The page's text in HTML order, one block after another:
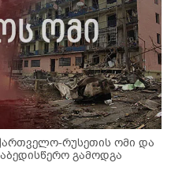
რუსეთის ომი და
გამოდგა